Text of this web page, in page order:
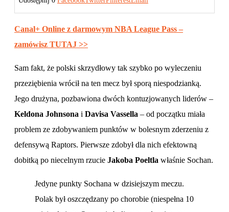
Canal+ Online z darmowym NBA League Pass –
zamówisz TUTAJ >>
Sam fakt, że polski skrzydłowy tak szybko po wyleczeniu
przeziębienia wrócił na ten mecz był sporą niespodzianką.
Jego drużyna, pozbawiona dwóch kontuzjowanych liderów –
Keldona Johnsona i Davisa Vassella – od początku miała
problem ze zdobywaniem punktów w bolesnym zderzeniu z
defensywą Raptors. Pierwsze zdobył dla nich efektowną
dobitką po niecelnym rzucie Jakoba Poeltla właśnie Sochan.
Jedyne punkty Sochana w dzisiejszym meczu.
Polak był oszczędzany po chorobie (niespełna 10